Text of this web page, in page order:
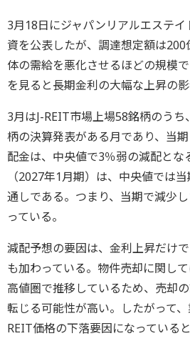
3月18日にジャパンリアルエステイ
資を公表したが、調達想定額は200
体の需給を悪化させるほどの規模
を見ると長期金利の大幅な上昇の影
3月はJ-REIT市場上場58銘柄のう
柄の決算発表がある月であり、当
配金は、中央値で3％弱の減配とな
（2027年1月期）は、中央値では
通しである。つまり、当期で減少
っている。
減配予想の要因は、金利上昇だけ
も加わっている。物件売却に関し
高値圏で推移しているため、売却
転じる可能性が高い。したがって
REIT価格の下落要因になっている